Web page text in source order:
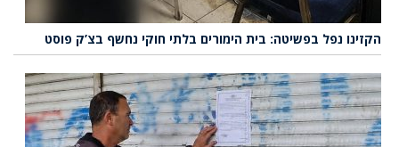
הקזינו נפל בפשיטה: בית הימורים בלתי חוקי נחשף בצ’ק פוסט